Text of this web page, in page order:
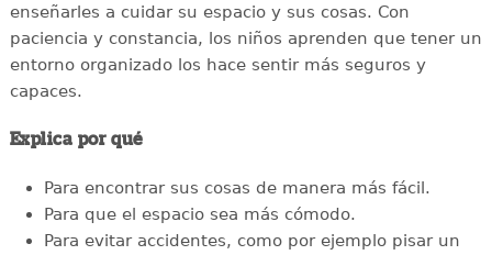
enseñarles a cuidar su espacio y sus cosas. Con
paciencia y constancia, los niños aprenden que tener un
entorno organizado los hace sentir más seguros y
capaces.
Explica por qué
Para encontrar sus cosas de manera más fácil.
Para que el espacio sea más cómodo.
Para evitar accidentes, como por ejemplo pisar un